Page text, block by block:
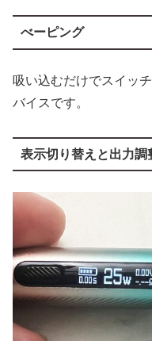
べーピング
吸い込むだけでスイッ
バイスです。
表示切り替えと出力調